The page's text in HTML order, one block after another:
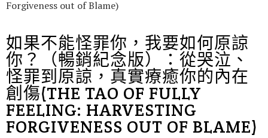
Forgiveness out of Blame)
如果不能怪罪你，我要如何原諒
你？（暢銷紀念版）：從哭泣、
怪罪到原諒，真實療癒你的內在
創傷(THE TAO OF FULLY
FEELING: HARVESTING
FORGIVENESS OUT OF BLAME)